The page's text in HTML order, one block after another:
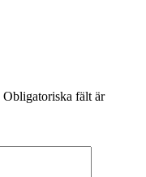
Obligatoriska fält är